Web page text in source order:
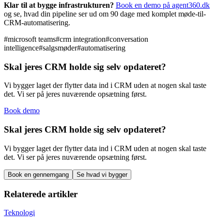
Klar til at bygge infrastrukturen? Book en demo på agent360.dk
og se, hvad din pipeline ser ud om 90 dage med komplet møde-til-
CRM-automatisering.
#microsoft teams#crm integration#conversation
intelligence#salgsmøder#automatisering
Skal jeres CRM holde sig selv opdateret?
Vi bygger laget der flytter data ind i CRM uden at nogen skal taste
det. Vi ser på jeres nuværende opsætning først.
Book demo
Skal jeres CRM holde sig selv opdateret?
Vi bygger laget der flytter data ind i CRM uden at nogen skal taste
det. Vi ser på jeres nuværende opsætning først.
Book en gennemgang Se hvad vi bygger
Relaterede artikler
Teknologi